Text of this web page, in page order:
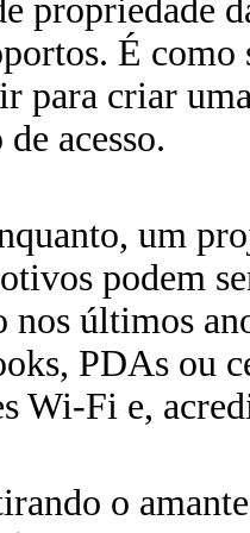
propriedade
É
para criar
acesso.
um
podem
nos últimos
PDAs ou
Wi-Fi e,
o